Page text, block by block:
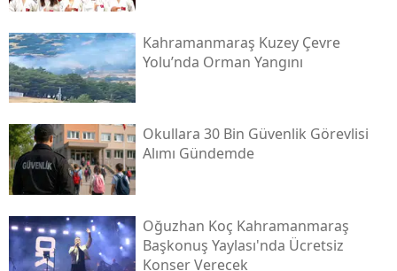
Kahramanmaraş Kuzey Çevre
Yolu’nda Orman Yangını
Okullara 30 Bin Güvenlik Görevlisi
Alımı Gündemde
Oğuzhan Koç Kahramanmaraş
Başkonuş Yaylası'nda Ücretsiz
Konser Verecek